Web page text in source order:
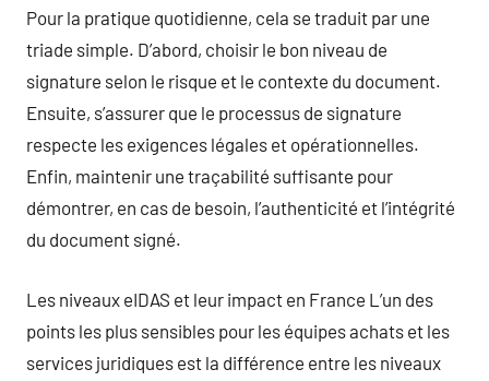
Pour la pratique quotidienne, cela se traduit par une
triade simple. D’abord, choisir le bon niveau de
signature selon le risque et le contexte du document.
Ensuite, s’assurer que le processus de signature
respecte les exigences légales et opérationnelles.
Enfin, maintenir une traçabilité suffisante pour
démontrer, en cas de besoin, l’authenticité et l’intégrité
du document signé.
Les niveaux eIDAS et leur impact en France L’un des
points les plus sensibles pour les équipes achats et les
services juridiques est la différence entre les niveaux